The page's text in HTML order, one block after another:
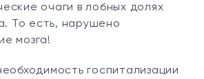
очаги в лобных долях
То есть, нарушено
мозга!
госпитализации